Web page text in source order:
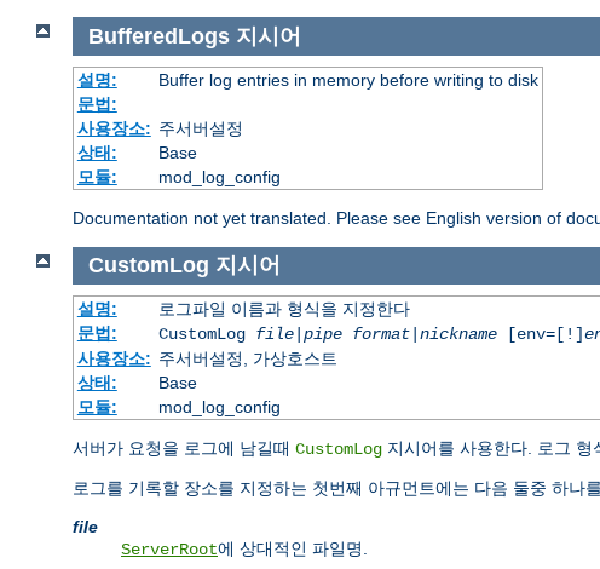
BufferedLogs 지시어
설명:
Buffer log entries in memory before writing to disk
문법:
사용장소: 주서버설정
상태:
Base
모듈:
mod_log_config
Documentation not yet translated. Please see English version of
CustomLog 지시어
설명:
로그파일 이름과 형식을 지정한다
문법:
CustomLog file| pipe format| nickname[env=[!]
사용장소: 주서버설정, 가상호스트
상태:
Base
모듈:
mod_log_config
서버가 요청을 로그에 남길때 CustomLog 지시어를 사용한다. 로그
로그를 기록할 장소를 지정하는 첫번째 아규먼트에는 다음 둘중 하나
file
ServerRoot에 상대적인 파일명.